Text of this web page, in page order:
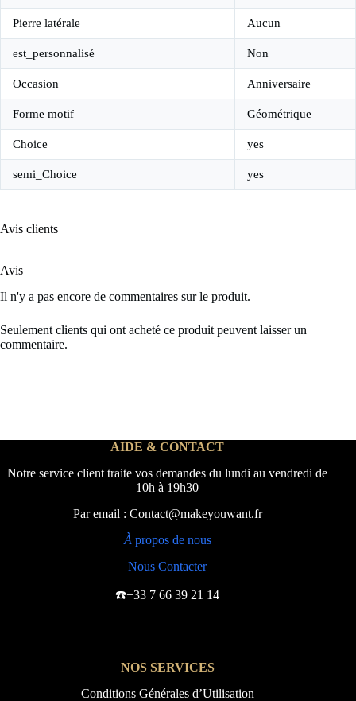
Pierre latérale Aucun
est_personnalisé Non
Occasion Anniversaire
Forme motif Géométrique
Choice yes
semi_Choice yes
Avis clients
Avis
Il n'y a pas encore de commentaires sur le produit.
Seulement clients qui ont acheté ce produit peuvent laisser un
commentaire.
AIDE & CONTACT
Notre service client traite vos demandes du lundi au vendredi de
10h à 19h30
Par email : Contact@makeyouwant.fr
À propos de nous
Nous Contacter
☎️+33 7 66 39 21 14
NOS SERVICES
Conditions Générales d’Utilisation